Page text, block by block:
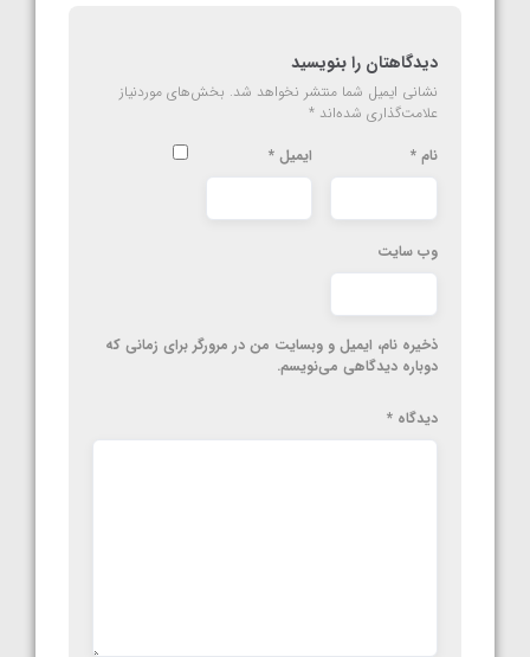
دیدگاهتان را بنویسید
نشانی ایمیل شما منتشر نخواهد شد. بخش‌های موردنیاز
علامت‌گذاری شده‌اند *
نام * ایمیل *
وب‌ سایت
ذخیره نام، ایمیل و وبسایت من در مرورگر برای زمانی که
دوباره دیدگاهی می‌نویسم.
دیدگاه *